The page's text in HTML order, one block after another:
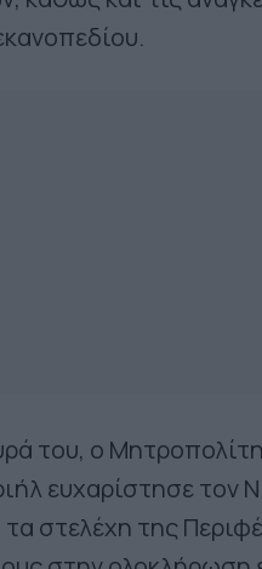
του, ο
ευχαρίστησε τον
στελέχη της